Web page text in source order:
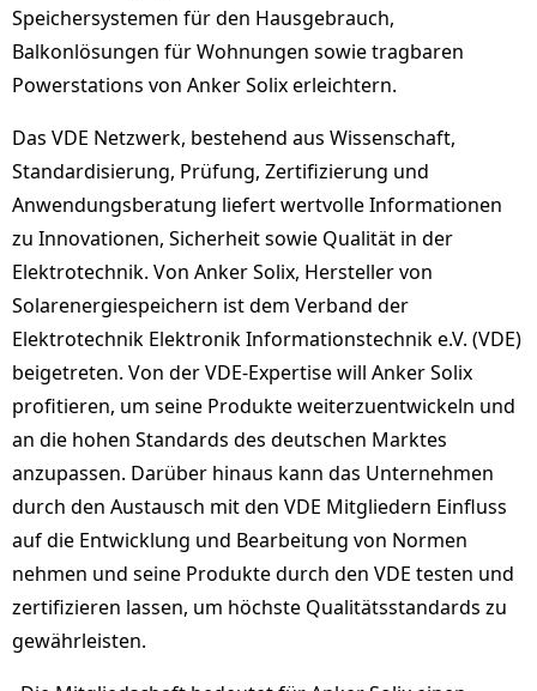
Speichersystemen für den Hausgebrauch,
Balkonlösungen für Wohnungen sowie tragbaren
Powerstations von Anker Solix erleichtern.
Das VDE Netzwerk, bestehend aus Wissenschaft,
Standardisierung, Prüfung, Zertifizierung und
Anwendungsberatung liefert wertvolle Informationen
zu Innovationen, Sicherheit sowie Qualität in der
Elektrotechnik. Von Anker Solix, Hersteller von
Solarenergiespeichern ist dem Verband der
Elektrotechnik Elektronik Informationstechnik e.V. (VDE)
beigetreten. Von der VDE-Expertise will Anker Solix
profitieren, um seine Produkte weiterzuentwickeln und
an die hohen Standards des deutschen Marktes
anzupassen. Darüber hinaus kann das Unternehmen
durch den Austausch mit den VDE Mitgliedern Einfluss
auf die Entwicklung und Bearbeitung von Normen
nehmen und seine Produkte durch den VDE testen und
zertifizieren lassen, um höchste Qualitätsstandards zu
gewährleisten.